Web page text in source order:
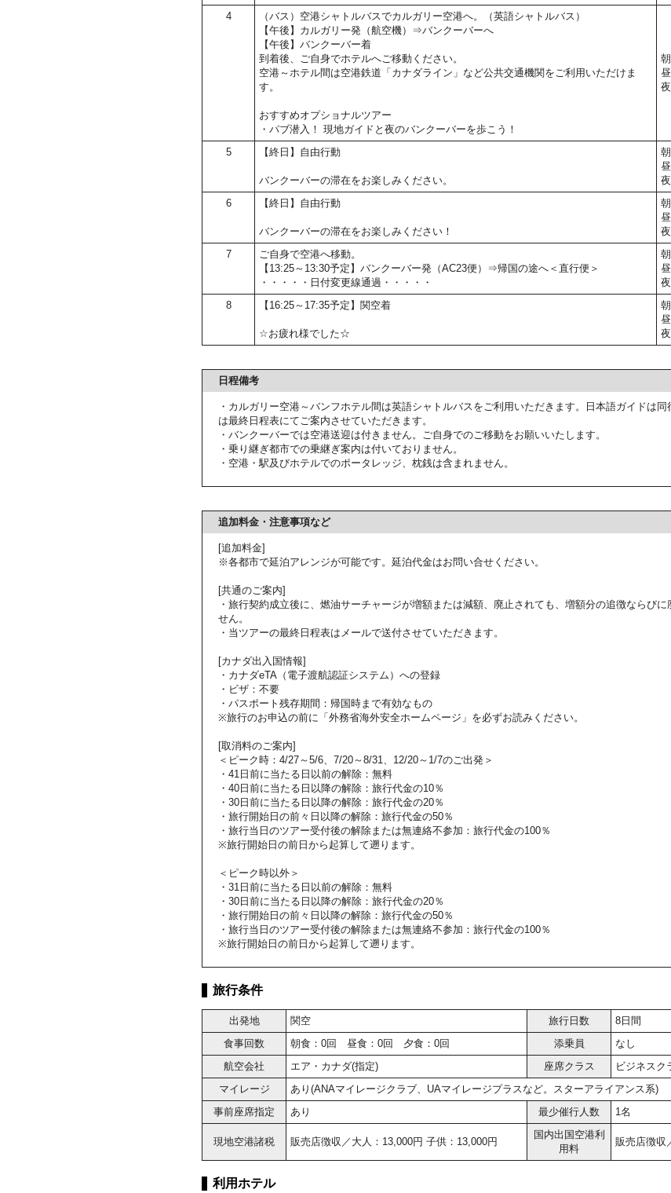
4
（バス）空港シャトルバスでカルガリー空港へ。（英語シャトルバス）
【午後】カルガリー発（航空機）⇒バンクーバーへ
【午後】バンクーバー着
到着後、ご自身でホテルへご移動ください。
空港～ホテル間は空港鉄道「カナダライン」など公共交通機関をご利用いただけま
す。
おすすめオプショナルツアー
・パブ潜入！ 現地ガイドと夜のバンクーバーを歩こう！
5 【終日】自由行動
バンクーバーの滞在をお楽しみください。
6
【終日】自由行動
バンクーバーの滞在をお楽しみください！
7
ご自身で空港へ移動。
【13:25～13:30予定】バンクーバー発（AC23便）⇒帰国の途へ＜直行便＞
・・・・・日付変更線通過・・・・・
8 【16:25～17:35予定】関空着
☆お疲れ様でした☆
日程備考
・カルガリー空港～バンフホテル間は英語シャトルバスをご利用いただきます。日本語ガイドは
は最終日程表にてご案内させていただきます。
・バンクーバーでは空港送迎は付きません。ご自身でのご移動をお願いいたします。
・乗り継ぎ都市での乗継ぎ案内は付いておりません。
・空港・駅及びホテルでのポータレッジ、枕銭は含まれません。
追加料金・注意事項など
[追加料金]
※各都市で延泊アレンジが可能です。延泊代金はお問い合せください。
[共通のご案内]
・旅行契約成立後に、燃油サーチャージが増額または減額、廃止されても、増額分の追徴ならび
せん。
・当ツアーの最終日程表はメールで送付させていただきます。
[カナダ出入国情報]
・カナダeTA（電子渡航認証システム）への登録
・ビザ：不要
・パスポート残存期間：帰国時まで有効なもの
※旅行のお申込の前に「外務省海外安全ホームページ」を必ずお読みください。
[取消料のご案内]
＜ピーク時：4/27～5/6、7/20～8/31、12/20～1/7のご出発＞
・41日前に当たる日以前の解除：無料
・40日前に当たる日以降の解除：旅行代金の10％
・30日前に当たる日以降の解除：旅行代金の20％
・旅行開始日の前々日以降の解除：旅行代金の50％
・旅行当日のツアー受付後の解除または無連絡不参加：旅行代金の100％
※旅行開始日の前日から起算して遡ります。
＜ピーク時以外＞
・31日前に当たる日以前の解除：無料
・30日前に当たる日以降の解除：旅行代金の20％
・旅行開始日の前々日以降の解除：旅行代金の50％
・旅行当日のツアー受付後の解除または無連絡不参加：旅行代金の100％
※旅行開始日の前日から起算して遡ります。
旅行条件
出発地 関空 旅行日数
8日間
食事回数
朝食：0回 昼食：0回 夕食：0回 添乗員
なし
航空会社
エア・カナダ(指定) 座席クラス
ビジネスク
マイレージ
あり(ANAマイレージクラブ、UAマイレージプラスなど。スターアライアンス系)
事前座席指定
あり 最少催行人数 1名
現地空港諸税 販売店徴収／大人：13,000円 子供：13,000円
国内出国空港利
用料
販売店徴収
利用ホテル